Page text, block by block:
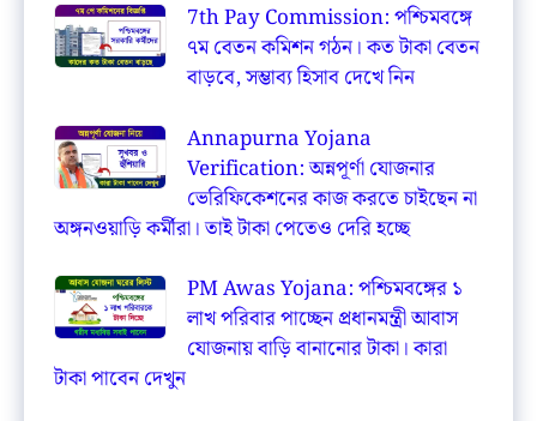
7th Pay Commission: পশ্চিমবঙ্গে
৭ম বেতন কমিশন গঠন। কত টাকা বেতন
বাড়বে, সম্ভাব্য হিসাব দেখে নিন
Annapurna Yojana
Verification: অন্নপূর্ণা যোজনার
ভেরিফিকেশনের কাজ করতে চাইছেন না
অঙ্গনওয়াড়ি কর্মীরা। তাই টাকা পেতেও দেরি হচ্ছে
PM Awas Yojana: পশ্চিমবঙ্গের ১
লাখ পরিবার পাচ্ছেন প্রধানমন্ত্রী আবাস
যোজনায় বাড়ি বানানোর টাকা। কারা
টাকা পাবেন দেখুন